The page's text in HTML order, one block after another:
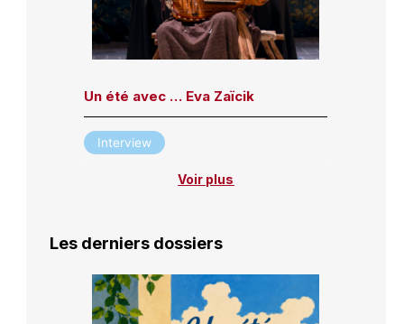
Un été avec … Eva Zaïcik
Interview
Voir plus
Les derniers dossiers